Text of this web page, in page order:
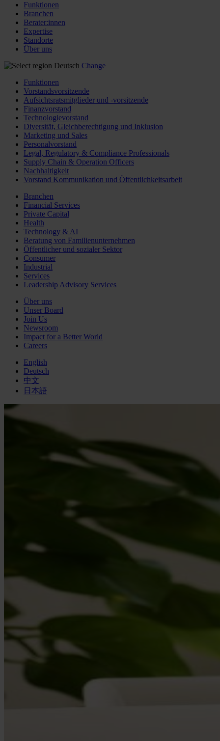
Funktionen
Branchen
Berater:innen
Expertise
Standorte
Über uns
Deutsch Change
Funktionen
Vorstandsvorsitzende
Aufsichtsratsmitglieder und -vorsitzende
Finanzvorstand
Technologievorstand
Diversität, Gleichberechtigung und Inklusion
Marketing und Sales
Personalvorstand
Legal, Regulatory & Compliance Professionals
Supply Chain & Operation Officers
Nachhaltigkeit
Vorstand Kommunikation und Öffentlichkeitsarbeit
Branchen
Financial Services
Private Capital
Health
Technology & AI
Beratung von Familienunternehmen
Öffentlicher und sozialer Sektor
Consumer
Industrial
Services
Leadership Advisory Services
Über uns
Unser Board
Join Us
Newsroom
Impact for a Better World
Careers
English
Deutsch
中文
日本語